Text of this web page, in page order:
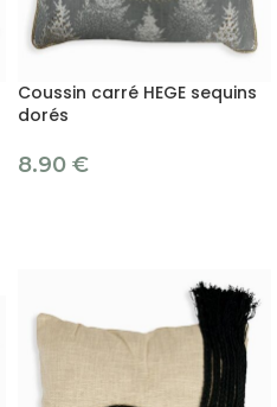
Coussin carré HEGE sequins
dorés
8.90 €